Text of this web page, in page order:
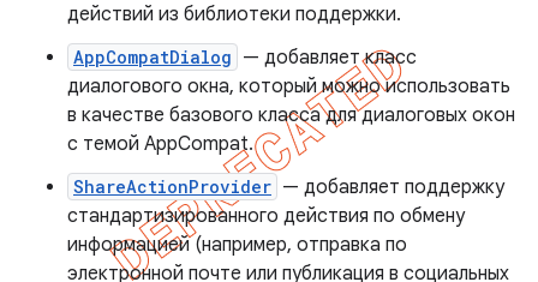
действий из библиотеки поддержки.
AppCompatDialog — добавляет класс
диалогового окна, который можно использовать
в качестве базового класса для диалоговых окон
с темой AppCompat.
ShareActionProvider — добавляет поддержку
стандартизированного действия по обмену
информацией (например, отправка по
электронной почте или публикация в социальных